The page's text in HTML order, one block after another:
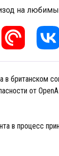
на
британском
от
в процесс